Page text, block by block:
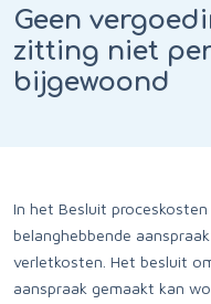
Geen
zitting niet
bijgewoond
In het Besluit
belanghebbende
verletkosten. Het besluit
aanspraak gemaakt kan